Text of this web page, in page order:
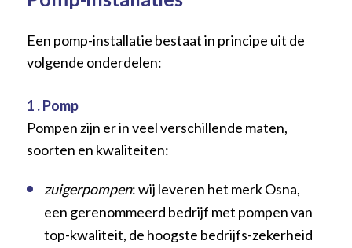
Een pomp-installatie bestaat in principe uit de
volgende onderdelen:
1 . Pomp
Pompen zijn er in veel verschillende maten,
soorten en kwaliteiten:
zuigerpompen: wij leveren het merk Osna,
een gerenommeerd bedrijf met pompen van
top-kwaliteit, de hoogste bedrijfs-zekerheid